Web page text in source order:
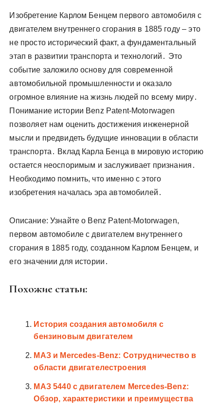
Изобретение Карлом Бенцем первого автомобиля с
двигателем внутреннего сгорания в 1885 году – это
не просто исторический факт, а фундаментальный
этап в развитии транспорта и технологий․ Это
событие заложило основу для современной
автомобильной промышленности и оказало
огромное влияние на жизнь людей по всему миру․
Понимание истории Benz Patent-Motorwagen
позволяет нам оценить достижения инженерной
мысли и предвидеть будущие инновации в области
транспорта․ Вклад Карла Бенца в мировую историю
остается неоспоримым и заслуживает признания․
Необходимо помнить, что именно с этого
изобретения началась эра автомобилей․
Описание: Узнайте о Benz Patent-Motorwagen,
первом автомобиле с двигателем внутреннего
сгорания в 1885 году, созданном Карлом Бенцем, и
его значении для истории․
Похожие статьи:
История создания автомобиля с
бензиновым двигателем
МАЗ и Mercedes-Benz: Сотрудничество в
области двигателестроения
МАЗ 5440 с двигателем Mercedes-Benz:
Обзор, характеристики и преимущества